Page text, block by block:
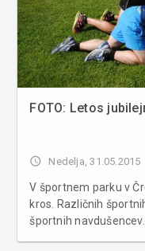
FOTO: Letos
access_time Nedelja, 31.05.2015
V športnem parku v
kros. Različnih
športnih